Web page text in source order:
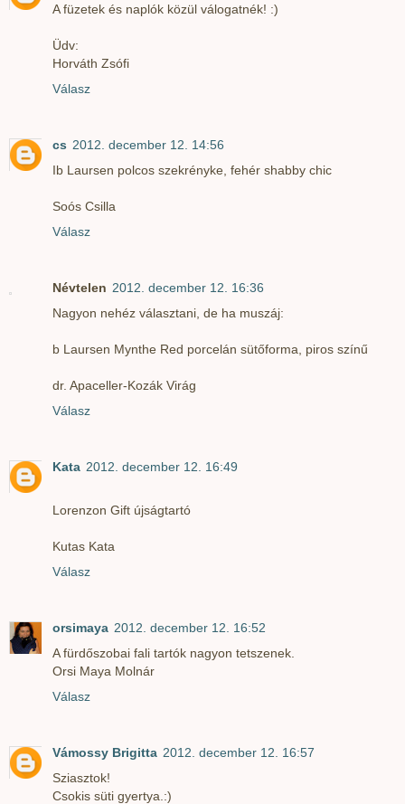
A füzetek és naplók közül válogatnék! :)
Üdv:
Horváth Zsófi
Válasz
cs 2012. december 12. 14:56
Ib Laursen polcos szekrényke, fehér shabby chic
Soós Csilla
Válasz
Névtelen 2012. december 12. 16:36
Nagyon nehéz választani, de ha muszáj:
b Laursen Mynthe Red porcelán sütőforma, piros színű
dr. Apaceller-Kozák Virág
Válasz
Kata 2012. december 12. 16:49
Lorenzon Gift újságtartó
Kutas Kata
Válasz
orsimaya 2012. december 12. 16:52
A fürdőszobai fali tartók nagyon tetszenek.
Orsi Maya Molnár
Válasz
Vámossy Brigitta 2012. december 12. 16:57
Sziasztok!
Csokis süti gyertya.:)